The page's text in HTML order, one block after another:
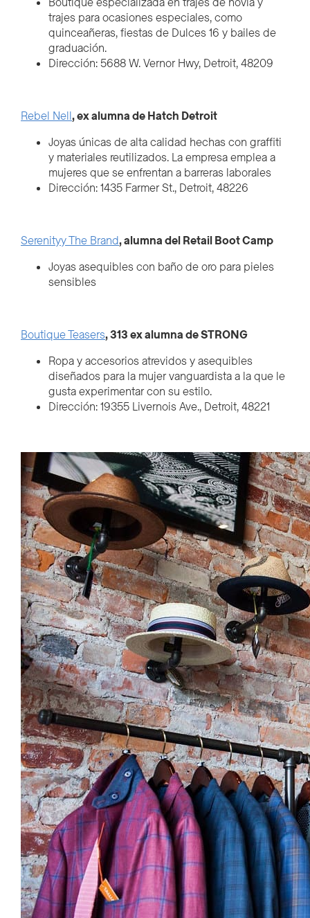
trajes para ocasiones especiales, como
quinceañeras, fiestas de Dulces 16 y bailes de
graduación.
Dirección: 5688 W. Vernor Hwy, Detroit, 48209
Rebel Nell, ex alumna de Hatch Detroit
Joyas únicas de alta calidad hechas con graffiti
y materiales reutilizados. La empresa emplea a
mujeres que se enfrentan a barreras laborales
Dirección: 1435 Farmer St., Detroit, 48226
Serenityy The Brand, alumna del Retail Boot Camp
Joyas asequibles con baño de oro para pieles
sensibles
Boutique Teasers, 313 ex alumna de STRONG
Ropa y accesorios atrevidos y asequibles
diseñados para la mujer vanguardista a la que le
gusta experimentar con su estilo.
Dirección:19355 Livernois Ave., Detroit, 48221